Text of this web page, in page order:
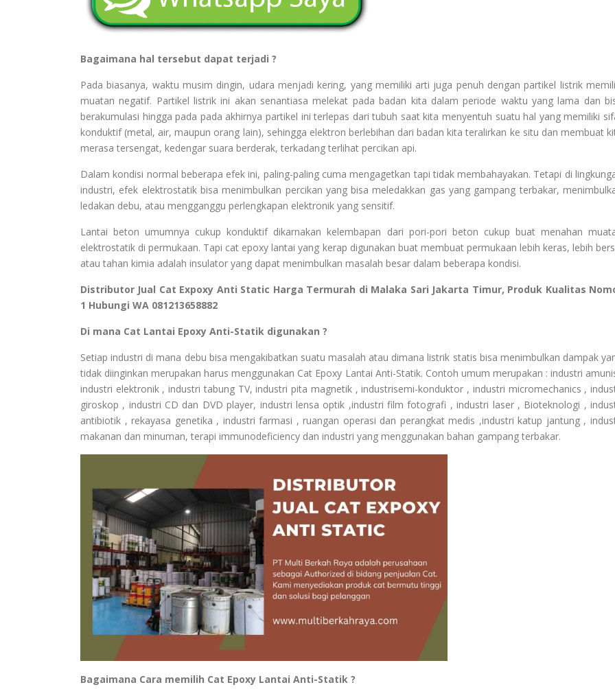
Bagaimana hal tersebut dapat terjadi ?
Pada biasanya, waktu musim dingin, udara menjadi kering, yang memiliki arti juga penuh dengan partikel listrik
muatan negatif. Partikel listrik ini akan senantiasa melekat pada badan kita dalam periode waktu yang lama dan
berakumulasi hingga pada pada akhirnya partikel ini terlepas dari tubuh saat kita menyentuh suatu hal yang memiliki
konduktif (metal, air, maupun orang lain), sehingga elektron berlebihan dari badan kita teralirkan ke situ dan membuat
merasa tersengat, kedengar suara berderak, terkadang terlihat percikan api.
Dalam kondisi normal beberapa efek ini, paling-paling cuma mengagetkan tapi tidak membahayakan. Tetapi di
industri, efek elektrostatik bisa menimbulkan percikan yang bisa meledakkan gas yang gampang terbakar,
ledakan debu, atau mengganggu perlengkapan elektronik yang sensitif.
Lantai beton umumnya cukup konduktif dikarnakan kelembapan dari pori-pori beton cukup buat menahan
elektrostatik di permukaan. Tapi cat epoxy lantai yang kerap digunakan buat membuat permukaan lebih keras, lebih
atau tahan kimia adalah insulator yang dapat menimbulkan masalah besar dalam beberapa kondisi.
Distributor Jual Cat Expoxy Anti Static Harga Termurah di Malaka Sari Jakarta Timur, Produk Kualitas
1 Hubungi WA 081213658882
Di mana Cat Lantai Epoxy Anti-Statik digunakan ?
Setiap industri di mana debu bisa mengakibatkan suatu masalah atau dimana listrik statis bisa menimbulkan dampak
tidak diinginkan merupakan harus menggunakan Cat Epoxy Lantai Anti-Statik. Contoh umum merupakan : industri
industri elektronik , industri tabung TV, industri pita magnetik , industrisemi-konduktor , industri micromechanics ,
giroskop , industri CD dan DVD player, industri lensa optik ,industri film fotografi , industri laser , Bioteknologi ,
antibiotik , rekayasa genetika , industri farmasi , ruangan operasi dan perangkat medis ,industri katup jantung ,
makanan dan minuman, terapi immunodeficiency dan industri yang menggunakan bahan gampang terbakar.
Bagaimana Cara memilih Cat Epoxy Lantai Anti-Statik ?